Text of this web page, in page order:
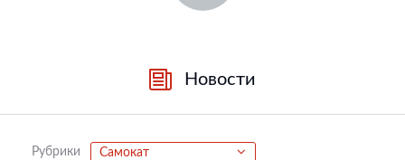
Новости
Рубрики Самокат